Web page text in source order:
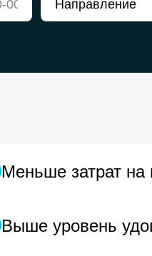
Меньше затрат на
Выше уровень